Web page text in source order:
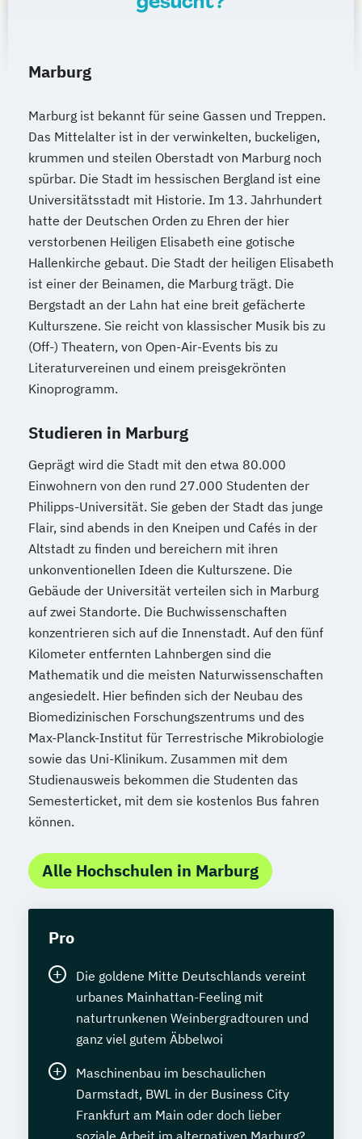
Marburg
Marburg ist bekannt für seine Gassen und Treppen.
Das Mittelalter ist in der verwinkelten, buckeligen,
krummen und steilen Oberstadt von Marburg noch
spürbar. Die Stadt im hessischen Bergland ist eine
Universitätsstadt mit Historie. Im 13. Jahrhundert
hatte der Deutschen Orden zu Ehren der hier
verstorbenen Heiligen Elisabeth eine gotische
Hallenkirche gebaut. Die Stadt der heiligen Elisabeth
ist einer der Beinamen, die Marburg trägt. Die
Bergstadt an der Lahn hat eine breit gefächerte
Kulturszene. Sie reicht von klassischer Musik bis zu
(Off-) Theatern, von Open-Air-Events bis zu
Literaturvereinen und einem preisgekrönten
Kinoprogramm.
Studieren in Marburg
Geprägt wird die Stadt mit den etwa 80.000
Einwohnern von den rund 27.000 Studenten der
Philipps-Universität. Sie geben der Stadt das junge
Flair, sind abends in den Kneipen und Cafés in der
Altstadt zu finden und bereichern mit ihren
unkonventionellen Ideen die Kulturszene. Die
Gebäude der Universität verteilen sich in Marburg
auf zwei Standorte. Die Buchwissenschaften
konzentrieren sich auf die Innenstadt. Auf den fünf
Kilometer entfernten Lahnbergen sind die
Mathematik und die meisten Naturwissenschaften
angesiedelt. Hier befinden sich der Neubau des
Biomedizinischen Forschungszentrums und des
Max-Planck-Institut für Terrestrische Mikrobiologie
sowie das Uni-Klinikum. Zusammen mit dem
Studienausweis bekommen die Studenten das
Semesterticket, mit dem sie kostenlos Bus fahren
können.
Alle Hochschulen in Marburg
Pro
Die goldene Mitte Deutschlands vereint
urbanes Mainhattan-Feeling mit
naturtrunkenen Weinbergradtouren und
ganz viel gutem Äbbelwoi
Maschinenbau im beschaulichen
Darmstadt, BWL in der Business City
Frankfurt am Main oder doch lieber
soziale Arbeit im alternativen Marburg?